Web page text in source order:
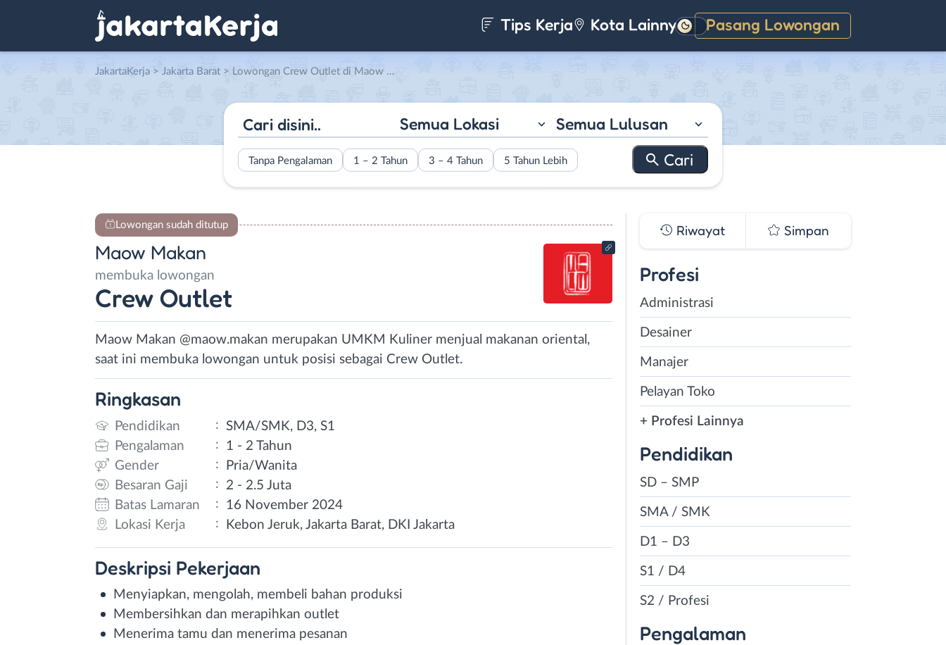
Tips Kerja Kota Lainnya Pasang Lowongan
Gelap
JakartaKerja > Jakarta Barat > Lowongan Crew Outlet di Maow Makan
Semua Lokasi Semua Lulusan
Tanpa Pengalaman 1 – 2 Tahun 3 – 4 Tahun 5 Tahun Lebih
Lowongan sudah ditutup
Maow Makan
membuka lowongan
Crew Outlet
Maow Makan @maow.makan merupakan UMKM Kuliner menjual makanan oriental,
saat ini membuka lowongan untuk posisi sebagai Crew Outlet.
Ringkasan
Pendidikan : SMA/SMK, D3, S1
Pengalaman
:
1 - 2 Tahun
Gender
:
Pria/Wanita
Besaran Gaji
:
2 - 2.5 Juta
Batas Lamaran
:
16 November 2024
Lokasi Kerja
: Kebon Jeruk, Jakarta Barat, DKI Jakarta
Deskripsi Pekerjaan
Menyiapkan, mengolah, membeli bahan produksi
Membersihkan dan merapihkan outlet
Menerima tamu dan menerima pesanan
Riwayat Simpan
Profesi
Administrasi
Desainer
Manajer
Pelayan Toko
+ Profesi Lainnya
Pendidikan
SD – SMP
SMA / SMK
D1 – D3
S1 / D4
S2 / Profesi
Pengalaman